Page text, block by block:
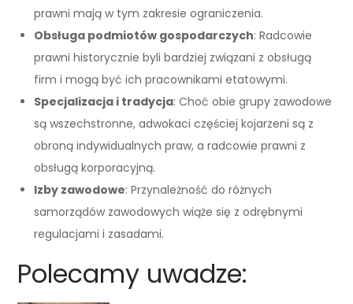
prawni mają w tym zakresie ograniczenia.
Obsługa podmiotów gospodarczych: Radcowie
prawni historycznie byli bardziej związani z obsługą
firm i mogą być ich pracownikami etatowymi.
Specjalizacja i tradycja: Choć obie grupy zawodowe
są wszechstronne, adwokaci częściej kojarzeni są z
obroną indywidualnych praw, a radcowie prawni z
obsługą korporacyjną.
Izby zawodowe: Przynależność do różnych
samorządów zawodowych wiąże się z odrębnymi
regulacjami i zasadami.
Polecamy uwadze: